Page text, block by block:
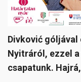
Divković
Nyitráról, ezzel
csapatunk. Hajrá,